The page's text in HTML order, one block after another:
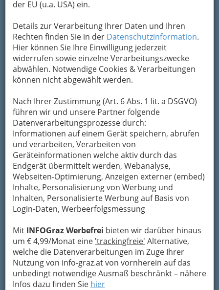
der EU (u.a. USA) ein.
Details zur Verarbeitung Ihrer Daten und Ihren
Rechten finden Sie in der Datenschutzinformation.
Hier können Sie Ihre Einwilligung jederzeit
widerrufen sowie einzelne Verarbeitungszwecke
abwählen. Notwendige Cookies & Verarbeitungen
können nicht abgewählt werden.
Nach Ihrer Zustimmung (Art. 6 Abs. 1 lit. a DSGVO)
führen wir und unsere Partner folgende
Datenverarbeitungsprozesse durch:
Informationen auf einem Gerät speichern, abrufen
und verarbeiten, Verarbeiten von
Geräteinformationen welche aktiv durch das
Endgerät übermittelt werden, Webanalyse,
Webseiten-Optimierung, Anzeigen externer (embed)
Inhalte, Personalisierung von Werbung und
Inhalten, Personalisierte Werbung auf Basis von
Login-Daten, Werbeerfolgsmessung
Mit INFOGraz Werbefrei bieten wir darüber hinaus
um € 4,99/Monat eine 'trackingfreie' Alternative,
welche die Datenverarbeitungen im Zuge Ihrer
Nutzung von info-graz.at von vornherein auf das
unbedingt notwendige Ausmaß beschränkt – nähere
Infos dazu finden Sie hier
Kontaktaufnahme
Um die Info-Graz Firmenvor Spam-Mails zu
bewahren, verwenden wir an dieser Stelle zur
Übermittlung Ihrer Nachricht ein sicheres
Formular. Ihre Nachricht wird nach dem
Absenden umgehend per Mail an das
weitergeleitet.
Mein Name
Meine Email Adresse
Mein Betreff
Meine Nachricht